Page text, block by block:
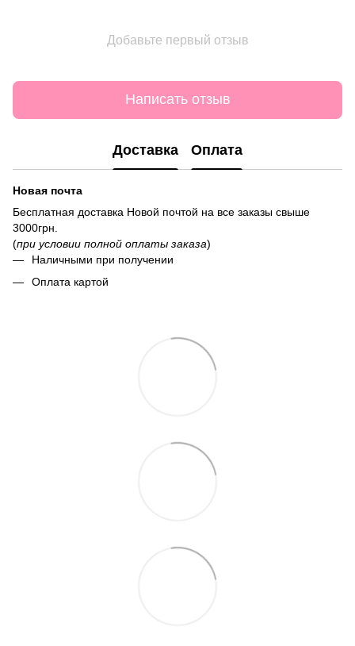
Добавьте первый отзыв
Написать отзыв
Доставка Оплата
Новая почта
Бесплатная доставка Новой почтой на все заказы свыше
3000грн.
(при условии полной оплаты заказа)
Наличными при получении
Оплата картой